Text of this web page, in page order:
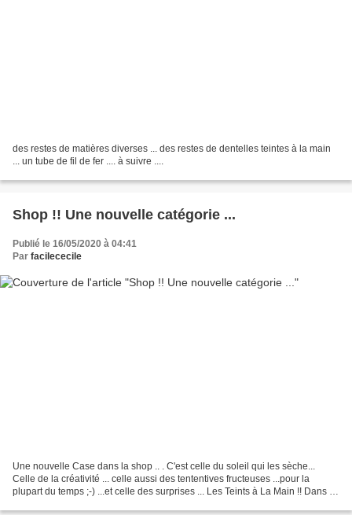
des restes de matières diverses ... des restes de dentelles teintes à la main
... un tube de fil de fer .... à suivre ....
Shop !! Une nouvelle catégorie ...
Publié le 16/05/2020 à 04:41
Par facilececile
Une nouvelle Case dans la shop .. . C'est celle du soleil qui les sèche...
Celle de la créativité ... celle aussi des tententives fructeuses ...pour la
plupart du temps ;-) ...et celle des surprises ... Les Teints à La Main !! Dans la